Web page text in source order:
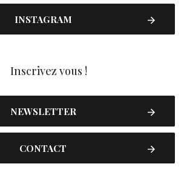
INSTAGRAM
Inscrivez vous !
NEWSLETTER
CONTACT